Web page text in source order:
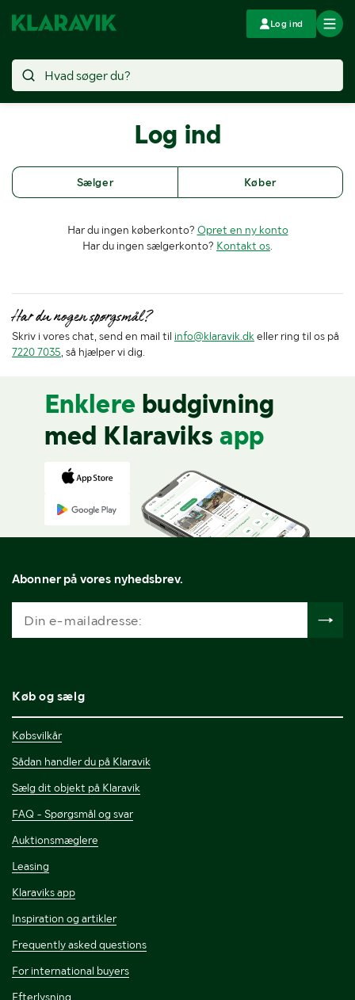
Log ind
Log ind
Sælger Køber
Har du ingen køberkonto? Opret en ny konto
Har du ingen sælgerkonto? Kontakt os
Har du nogen spørgsmål?
Skriv i vores chat, send en mail til info@klaravik.dk eller ring til os på
7220 7035 , så hjælper vi dig.
Enklere budgivning
med Klaraviks app
Abonner på vores nyhedsbrev.
Køb og sælg
Købsvilkår
Sådan handler du på Klaravik
Sælg dit objekt på Klaravik
FAQ - Spørgsmål og svar
Auktionsmæglere
Leasing
Klaraviks app
Inspiration og artikler
Frequently asked questions
For international buyers
Efterlysning